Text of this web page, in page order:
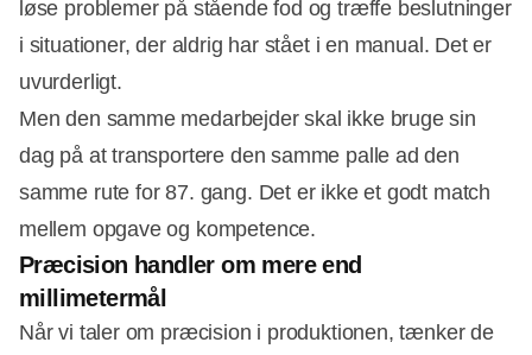
løse problemer på stående fod og træffe beslutninger
i situationer, der aldrig har stået i en manual. Det er
uvurderligt.
Men den samme medarbejder skal ikke bruge sin
dag på at transportere den samme palle ad den
samme rute for 87. gang. Det er ikke et godt match
mellem opgave og kompetence.
Præcision handler om mere end
millimetermål
Når vi taler om præcision i produktionen, tænker de